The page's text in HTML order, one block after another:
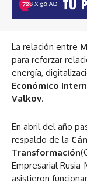
La relación entre
para reforzar
energía,
Económico
Valkov.
En abril del año
respaldo de la
Transformación
Empresarial
asistieron